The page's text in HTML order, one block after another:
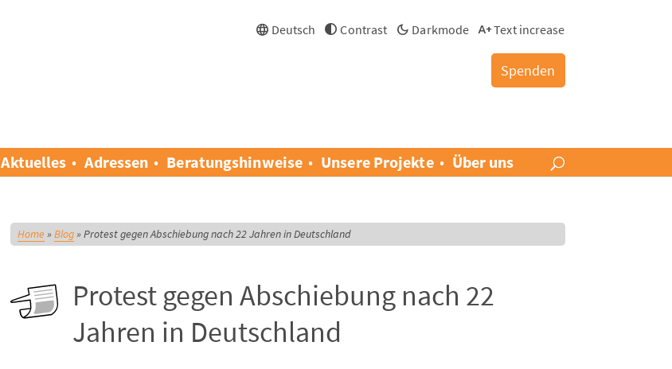
Deutsch Contrast Darkmode Text increase
Spenden
Aktuelles Adressen Beratungshinweise Unsere Projekte Über uns
Home»Blog»Protest gegen Abschiebung nach 22 Jahren in Deutschland
Protest gegen Abschiebung nach 22
Jahren in Deutschland